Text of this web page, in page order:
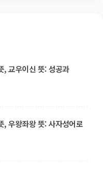
, 교우이신 뜻: 성공과
, 우왕좌왕 뜻: 사자성어로